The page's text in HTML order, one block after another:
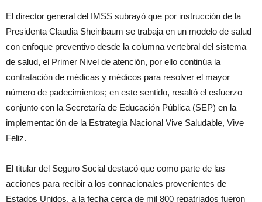
El director general del IMSS subrayó que por instrucción de la
Presidenta Claudia Sheinbaum se trabaja en un modelo de salud
con enfoque preventivo desde la columna vertebral del sistema
de salud, el Primer Nivel de atención, por ello continúa la
contratación de médicas y médicos para resolver el mayor
número de padecimientos; en este sentido, resaltó el esfuerzo
conjunto con la Secretaría de Educación Pública (SEP) en la
implementación de la Estrategia Nacional Vive Saludable, Vive
Feliz.
El titular del Seguro Social destacó que como parte de las
acciones para recibir a los connacionales provenientes de
Estados Unidos, a la fecha cerca de mil 800 repatriados fueron